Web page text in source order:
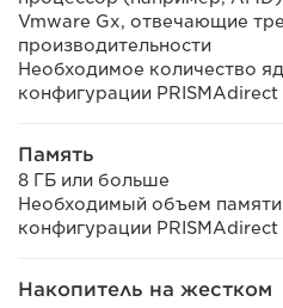
Vmware Gx, отвечающие
производительности
Необходимое количество
конфигурации PRISMAdirect
Память
8 ГБ или больше
Необходимый объем памяти
конфигурации PRISMAdirect
Накопитель на жестком